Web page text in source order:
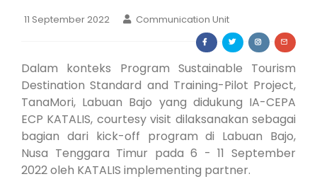
11 September 2022 Communication Unit
Dalam konteks Program Sustainable Tourism
Destination Standard and Training-Pilot Project,
TanaMori, Labuan Bajo yang didukung IA-CEPA
ECP KATALIS, courtesy visit dilaksanakan sebagai
bagian dari kick-off program di Labuan Bajo,
Nusa Tenggara Timur pada 6 - 11 September
2022 oleh KATALIS implementing partner.